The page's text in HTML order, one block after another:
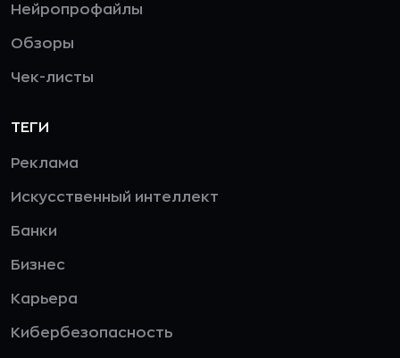
Нейропрофайлы
Обзоры
Чек-листы
ТЕГИ
Реклама
Искусственный интеллект
Банки
Бизнес
Карьера
Кибербезопасность